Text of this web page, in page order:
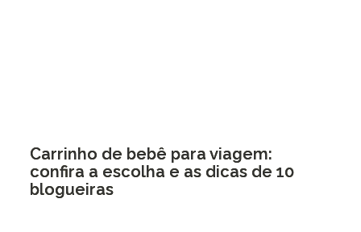
Carrinho de bebê para viagem:
confira a escolha e as dicas de 10
blogueiras